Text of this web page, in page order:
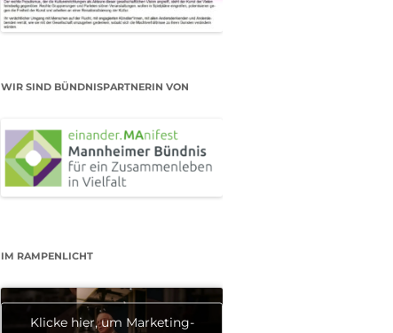
WIR SIND BÜNDNISPARTNERIN VON
IM RAMPENLICHT
Klicke hier, um Marketing-